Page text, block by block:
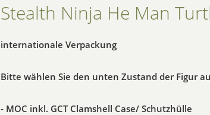
Stealth Ninja He Man
internationale Verpackung
Bitte wählen Sie den unten Zustand der Figur
- MOC inkl. GCT Clamshell Case/ Schutzhülle